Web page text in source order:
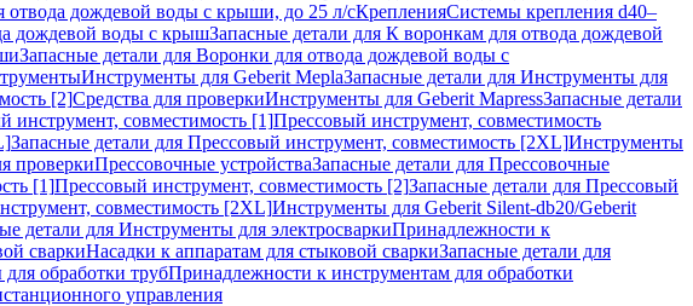
отвода дождевой воды с крыши, до 25 л/сКрепленияСистемы крепления d40–
дождевой воды с крышЗапасные детали для К воронкам для отвода дождевой
Запасные детали для Воронки для отвода дождевой воды с
Инструменты для Geberit MeplaЗапасные детали для Инструменты для
[2]Средства для проверкиИнструменты для Geberit MapressЗапасные детали
инструмент, совместимость [1]Прессовый инструмент, совместимость
Запасные детали для Прессовый инструмент, совместимость [2XL]Инструменты
проверкиПрессовочные устройстваЗапасные детали для Прессовочные
[1]Прессовый инструмент, совместимость [2]Запасные детали для Прессовый
совместимость [2XL]Инструменты для Geberit Silent-db20/Geberit
детали для Инструменты для электросваркиПринадлежности к
сваркиНасадки к аппаратам для стыковой сваркиЗапасные детали для
обработки трубПринадлежности к инструментам для обработки
управления